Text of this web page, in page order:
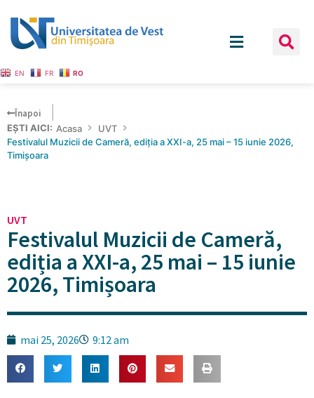
EN FR RO
Înapoi
EȘTI AICI: Acasa
UVT
Festivalul Muzicii de Cameră, ediția a XXI-a, 25 mai – 15 iunie 2026,
Timișoara
UVT
Festivalul Muzicii de Cameră,
ediția a XXI-a, 25 mai – 15 iunie
2026, Timișoara
mai 25, 2026 9:12 am